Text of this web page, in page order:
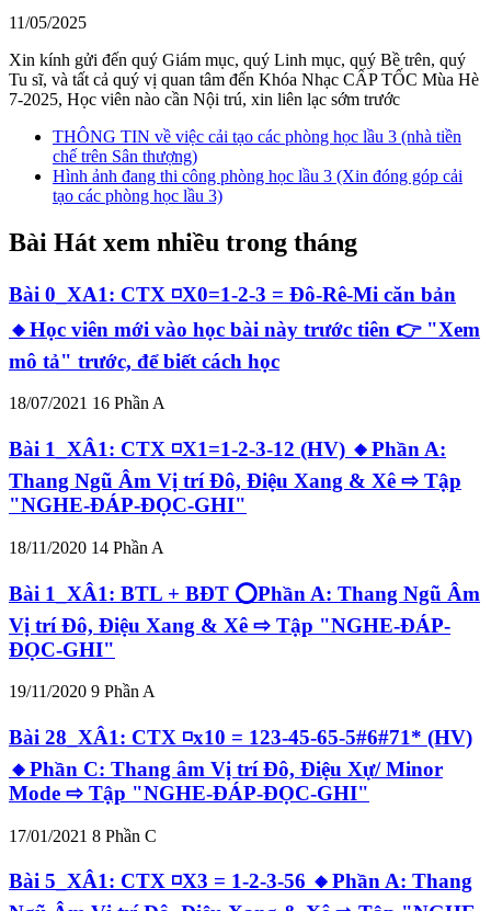
11/05/2025
Xin kính gửi đến quý Giám mục, quý Linh mục, quý Bề trên, quý
Tu sĩ, và tất cả quý vị quan tâm đến Khóa Nhạc CẤP TỐC Mùa Hè
7-2025, Học viên nào cần Nội trú, xin liên lạc sớm trước
THÔNG TIN về việc cải tạo các phòng học lầu 3 (nhà tiền
chế trên Sân thượng)
Hình ảnh đang thi công phòng học lầu 3 (Xin đóng góp cải
tạo các phòng học lầu 3)
Bài Hát xem nhiều trong tháng
Bài 0_XA1: CTX ◽X0=1-2-3 = Đô-Rê-Mi căn bản
🔸Học viên mới vào học bài này trước tiên 👉 "Xem
mô tả" trước, để biết cách học
18/07/2021 16 Phần A
Bài 1_XÂ1: CTX ◽X1=1-2-3-12 (HV) 🔸Phần A:
Thang Ngũ Âm Vị trí Đô, Điệu Xang & Xê ⇨ Tập
"NGHE-ĐÁP-ĐỌC-GHI"
18/11/2020 14 Phần A
Bài 1_XÂ1: BTL + BĐT ⭕Phần A: Thang Ngũ Âm
Vị trí Đô, Điệu Xang & Xê ⇨ Tập "NGHE-ĐÁP-
ĐỌC-GHI"
19/11/2020 9 Phần A
Bài 28_XÂ1: CTX ◽x10 = 123-45-65-5#6#71* (HV)
🔸Phần C: Thang âm Vị trí Đô, Điệu Xự/ Minor
Mode ⇨ Tập "NGHE-ĐÁP-ĐỌC-GHI"
17/01/2021 8 Phần C
Bài 5_XÂ1: CTX ◽X3 = 1-2-3-56 🔸Phần A: Thang